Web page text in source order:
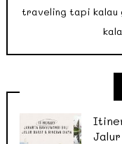
traveling tapi kalau